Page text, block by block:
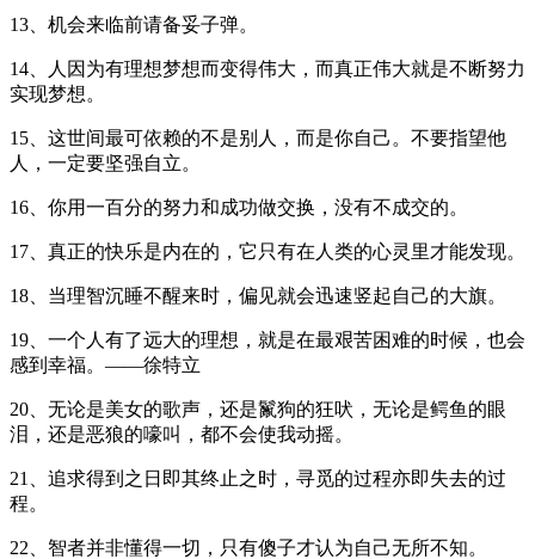
13、机会来临前请备妥子弹。
14、人因为有理想梦想而变得伟大，而真正伟大就是不断努力
实现梦想。
15、这世间最可依赖的不是别人，而是你自己。不要指望他
人，一定要坚强自立。
16、你用一百分的努力和成功做交换，没有不成交的。
17、真正的快乐是内在的，它只有在人类的心灵里才能发现。
18、当理智沉睡不醒来时，偏见就会迅速竖起自己的大旗。
19、一个人有了远大的理想，就是在最艰苦困难的时候，也会
感到幸福。——徐特立
20、无论是美女的歌声，还是鬣狗的狂吠，无论是鳄鱼的眼
泪，还是恶狼的嚎叫，都不会使我动摇。
21、追求得到之日即其终止之时，寻觅的过程亦即失去的过
程。
22、智者并非懂得一切，只有傻子才认为自己无所不知。